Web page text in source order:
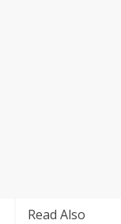
Read Also